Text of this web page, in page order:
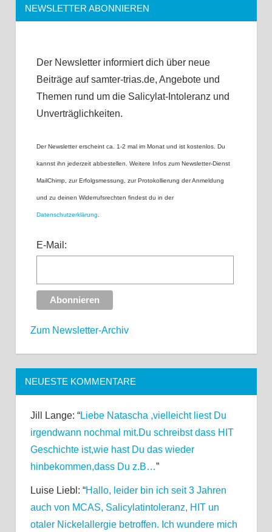
NEWSLETTER ABONNIEREN
Der Newsletter informiert dich über neue
Beiträge auf samter-trias.de, Angebote und
Themen rund um die Salicylat-Intoleranz und
Unverträglichkeiten.
Der Newsletter erscheint ca. 1-2 mal im Monat und ist kostenlos. Du
kannst ihn jederzeit abbestellen. Weitere Infos zum Newsletter-Dienst
MailChimp, zur Erfolgsmessung, zur Protokollierung der Anmeldung
und zu deinen Widerrufsrechten findest du in der
Datenschutzerklärung
E-Mail:
Zum Newsletter-Archiv
NEUESTE KOMMENTARE
Jill Lange: “Liebe Natascha ,vielleicht liest Du
irgendwann nochmal mit.Du schreibst dass HIT
Geschichte ist,wie hast Du das wieder
hinbekommen,dass Du z.B…”
Luise Liebl : “Hallo, leider bin ich seit 3 Jahren
auch von MCAS, Salicylatintoleranz, HIT un
otaler Nickelallergie betroffen. Ich wundere mich